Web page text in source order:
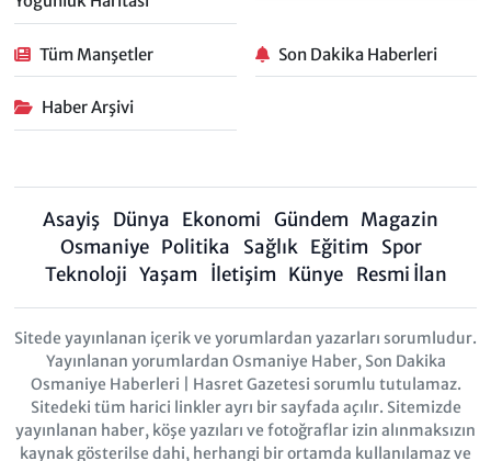
Tüm Manşetler Son Dakika Haberleri
Haber Arşivi
Asayiş Dünya Ekonomi Gündem Magazin
Osmaniye Politika Sağlık Eğitim
Spor
Teknoloji Yaşam İletişim Künye Resmi İlan
Sitede yayınlanan içerik ve yorumlardan yazarları sorumludur.
Yayınlanan yorumlardan Osmaniye Haber, Son Dakika
Osmaniye Haberleri | Hasret Gazetesi sorumlu tutulamaz.
Sitedeki tüm harici linkler ayrı bir sayfada açılır. Sitemizde
yayınlanan haber, köşe yazıları ve fotoğraflar izin alınmaksızın
kaynak gösterilse dahi, herhangi bir ortamda kullanılamaz ve